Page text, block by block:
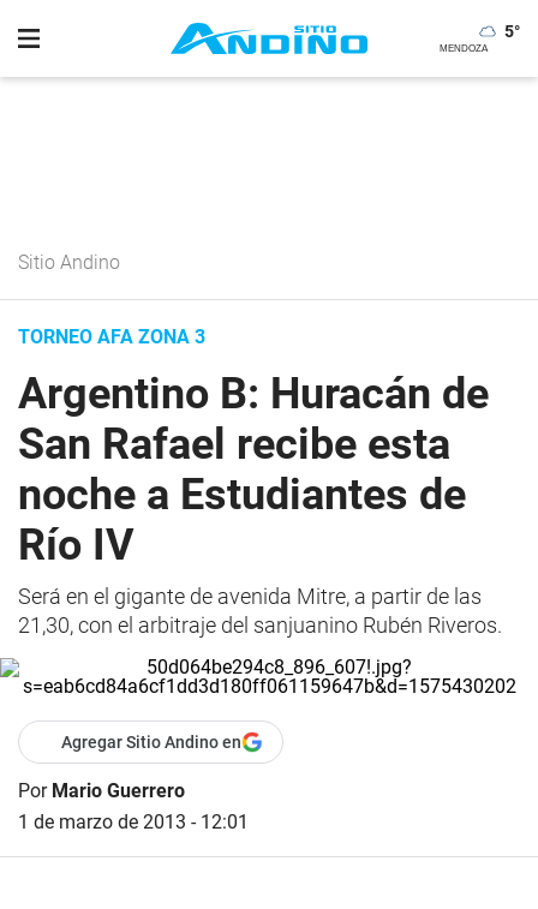
5°
Sitio Andino
TORNEO AFA ZONA 3
Argentino B: Huracán de
San Rafael recibe esta
noche a Estudiantes de
Río IV
Será en el gigante de avenida Mitre, a partir de las
21,30, con el arbitraje del sanjuanino Rubén Riveros.
Agregar Sitio Andino en
Por Mario Guerrero
1 de marzo de 2013 - 12:01